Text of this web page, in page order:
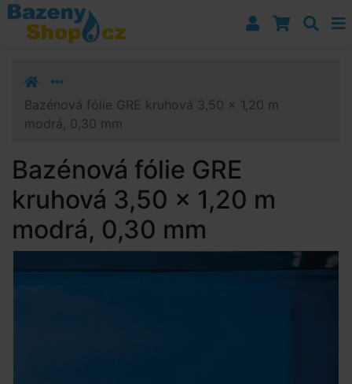
Přejít k navigaci
Přejít na obsah
Přejít k postrannímu sloupci
Bazénová fólie GRE kruhová 3,50 x 1,20 m
modrá, 0,30 mm
Bazénová fólie GRE
kruhová 3,50 x 1,20 m
modrá, 0,30 mm